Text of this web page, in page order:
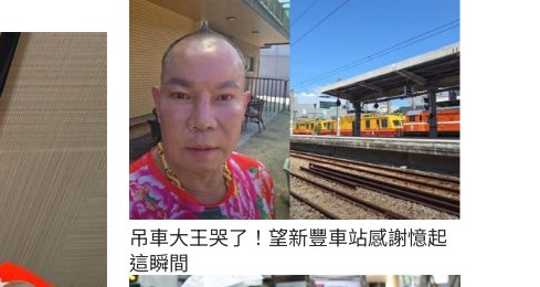
吊車大王哭了！望新豐車站感謝憶起
這瞬間